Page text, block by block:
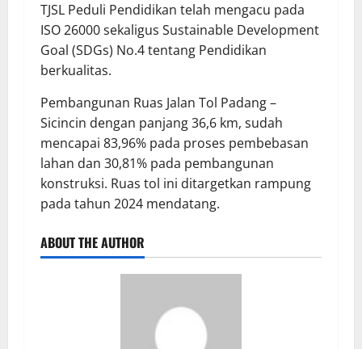
TJSL Peduli Pendidikan telah mengacu pada
ISO 26000 sekaligus Sustainable Development
Goal (SDGs) No.4 tentang Pendidikan
berkualitas.
Pembangunan Ruas Jalan Tol Padang –
Sicincin dengan panjang 36,6 km, sudah
mencapai 83,96% pada proses pembebasan
lahan dan 30,81% pada pembangunan
konstruksi. Ruas tol ini ditargetkan rampung
pada tahun 2024 mendatang.
ABOUT THE AUTHOR